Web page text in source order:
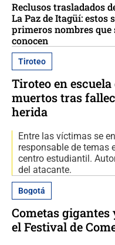
Reclusos trasladados
La Paz de Itagüí: estos
primeros nombres que
conocen
Tiroteo
Tiroteo en
muertos tras
herida
Entre las víctimas se
responsable de temas
centro estudiantil.
del atacante.
Bogotá
Cometas gigantes
el Festival de